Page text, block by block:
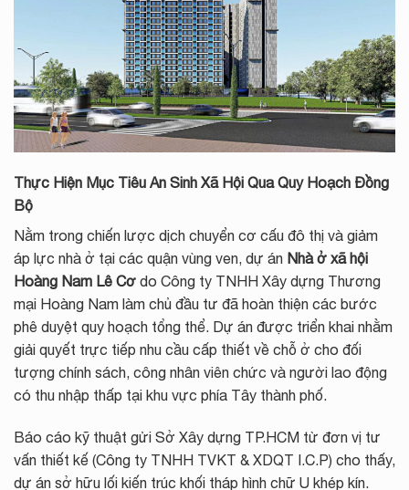
Thực Hiện Mục Tiêu An Sinh Xã Hội Qua Quy Hoạch Đồng
Bộ
Nằm trong chiến lược dịch chuyển cơ cấu đô thị và giảm
áp lực nhà ở tại các quận vùng ven, dự án Nhà ở xã hội
Hoàng Nam Lê Cơ do Công ty TNHH Xây dựng Thương
mại Hoàng Nam làm chủ đầu tư đã hoàn thiện các bước
phê duyệt quy hoạch tổng thể. Dự án được triển khai nhằm
giải quyết trực tiếp nhu cầu cấp thiết về chỗ ở cho đối
tượng chính sách, công nhân viên chức và người lao động
có thu nhập thấp tại khu vực phía Tây thành phố.
Báo cáo kỹ thuật gửi Sở Xây dựng TP.HCM từ đơn vị tư
vấn thiết kế (Công ty TNHH TVKT & XDQT I.C.P) cho thấy,
dự án sở hữu lối kiến trúc khối tháp hình chữ U khép kín.